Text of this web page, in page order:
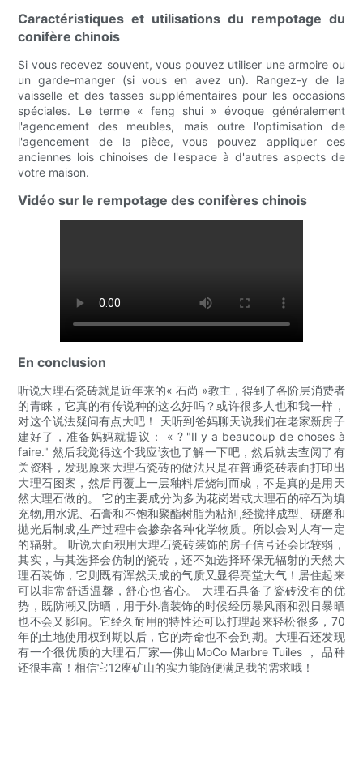
Caractéristiques et utilisations du rempotage du
conifère chinois
Si vous recevez souvent, vous pouvez utiliser une armoire ou
un garde-manger (si vous en avez un). Rangez-y de la
vaisselle et des tasses supplémentaires pour les occasions
spéciales. Le terme « feng shui » évoque généralement
l'agencement des meubles, mais outre l'optimisation de
l'agencement de la pièce, vous pouvez appliquer ces
anciennes lois chinoises de l'espace à d'autres aspects de
votre maison.
Vidéo sur le rempotage des conifères chinois
En conclusion
听说大理石瓷砖就是近年来的« 石尚 »教主，得到了各阶层消费者
的青睐，它真的有传说种的这么好吗？或许很多人也和我一样，
对这个说法疑问有点大吧！ 天听到爸妈聊天说我们在老家新房子
建好了，准备妈妈就提议： « ? "Il y a beaucoup de choses à
faire." 然后我觉得这个我应该也了解一下吧，然后就去查阅了有
关资料，发现原来大理石瓷砖的做法只是在普通瓷砖表面打印出
大理石图案，然后再覆上一层釉料后烧制而成，不是真的是用天
然大理石做的。 它的主要成分为多为花岗岩或大理石的碎石为填
充物,用水泥、石膏和不饱和聚酯树脂为粘剂,经搅拌成型、研磨和
抛光后制成,生产过程中会掺杂各种化学物质。所以会对人有一定
的辐射。 听说大面积用大理石瓷砖装饰的房子信号还会比较弱，
其实，与其选择会仿制的瓷砖，还不如选择环保无辐射的天然大
理石装饰，它则既有浑然天成的气质又显得亮堂大气！居住起来
可以非常舒适温馨，舒心也省心。 大理石具备了瓷砖没有的优
势，既防潮又防晒，用于外墙装饰的时候经历暴风雨和烈日暴晒
也不会又影响。它经久耐用的特性还可以打理起来轻松很多，70
年的土地使用权到期以后，它的寿命也不会到期。大理石还发现
有一个很优质的大理石厂家—佛山MoCo Marbre Tuiles ， 品种
还很丰富！相信它12座矿山的实力能随便满足我的需求哦！